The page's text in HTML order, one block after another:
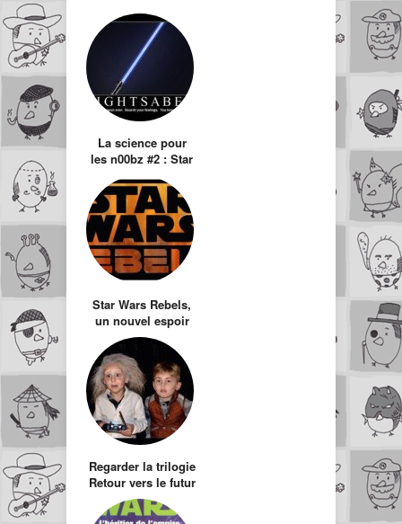
La science pour
les n00bz #2 : Star
Star Wars Rebels,
un nouvel espoir
pour Disney
Regarder la trilogie
Retour vers le futur
avec son fils de
5ans